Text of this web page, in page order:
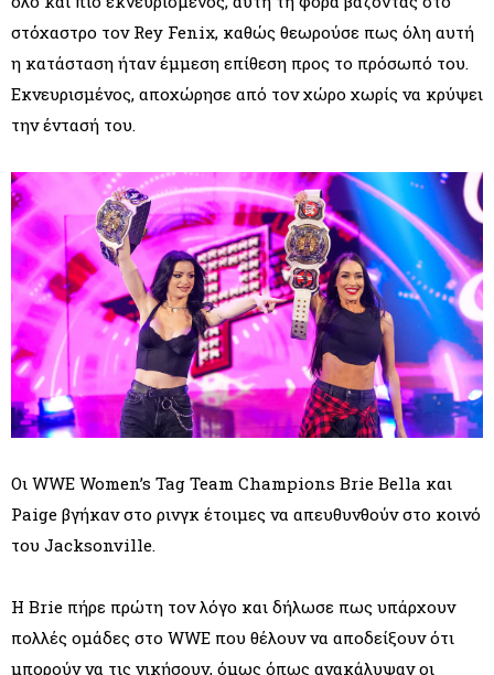
στόχαστρο τον Rey Fenix, καθώς θεωρούσε πως όλη αυτή
η κατάσταση ήταν έμμεση επίθεση προς το πρόσωπό του.
Εκνευρισμένος, αποχώρησε από τον χώρο χωρίς να κρύψει
την έντασή του.
Οι WWE Women’s Tag Team Champions Brie Bella και
Paige βγήκαν στο ρινγκ έτοιμες να απευθυνθούν στο κοινό
του Jacksonville.
Η Brie πήρε πρώτη τον λόγο και δήλωσε πως υπάρχουν
πολλές ομάδες στο WWE που θέλουν να αποδείξουν ότι
μπορούν να τις νικήσουν, όμως όπως ανακάλυψαν οι